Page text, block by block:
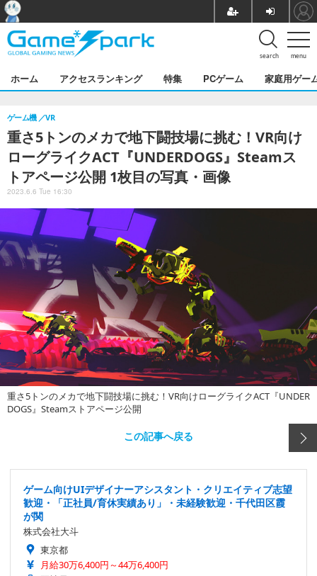
menu
search
ホーム アクセスランキング 特集 PCゲーム 家庭用ゲー
重さ5トンのメカで地下闘技場に挑む！VR向け
ローグライクACT『UNDERDOGS』Steamス
トアページ公開 1枚目の写真・画像
ゲーム機 VR
2023.6.6 Tue 16:30
重さ5トンのメカで地下闘技場に挑む！VR向けローグライクACT『UNDER
DOGS』Steamストアページ公開
この記事へ戻る
ゲーム向けUIデザイナーアシスタント・クリエイティブ志望
歓迎・「正社員/育休実績あり」・未経験歓迎・千代田区霞
が関
株式会社大斗
東京都
月給30万6,400円～44万6,400円